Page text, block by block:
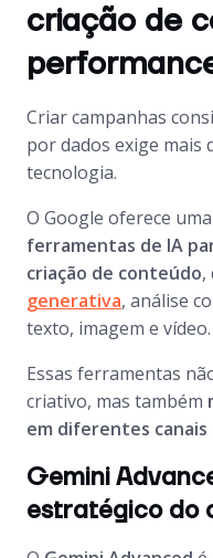
criação de
Criar campanhas
por dados exige mais
tecnologia.
O Google oferece uma
ferramentas de IA
criação de conteúdo,
generativa, análise
texto, imagem e vídeo.
Essas ferramentas
criativo, mas também
em diferentes
Gemini
estratégico do